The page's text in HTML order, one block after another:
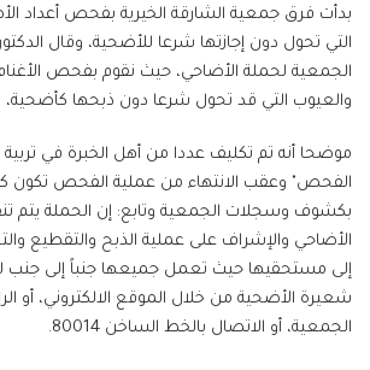
التي تحول دون إجازتها شرعا للأضحية، وقال
الجمعية لحملة الأضاحي، حيث نقوم بفحص
والعيوب التي قد تحول شرعا دون ذبحها كأضحية،
موضحا أنه تم تكليف عددا من أهل الخبرة في
الفحص" وعقب الانتهاء من عملية الفحص تكون
بكشوف وسجلات الجمعية وتابع: إن الحملة يتم
الأضاحي والإشراف على عملية الذبح والتقطيع
إلى مستحقيها حيث تعمل جميعها جنباً إلى جنب
شعيرة الأضحية من خلال الموقع الالكتروني، أو
الجمعية، أو الاتصال بالخط الساخن 80014.